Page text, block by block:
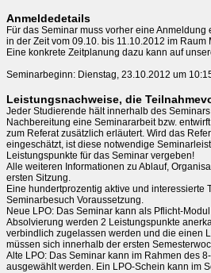
Anmeldedetails
Für das Seminar muss vorher eine
in der Zeit vom 09.10. bis 11.10.2012 im Raum
Eine konkrete Zeitplanung dazu kann auf
Leistungsnachweise, die
Jeder Studierende hält innerhalb des
Nachbereitung eine Seminararbeit bzw.
zum Referat zusätzlich erläutert. Wird das
eingeschätzt, ist diese notwendige
Leistungspunkte für das Seminar vergeben!
Alle weiteren Informationen zu Ablauf,
ersten Sitzung.
Eine hundertprozentig aktive und interessierte
Seminarbesuch Voraussetzung.
Neue LPO: Das Seminar kann als Pflicht-
Absolvierung werden 2 Leistungspunkte
verbindlich zugelassen werden und die einen
müssen sich innerhalb der ersten
Alte LPO: Das Seminar kann im Rahmen des
ausgewählt werden. Ein LPO-Schein kann im